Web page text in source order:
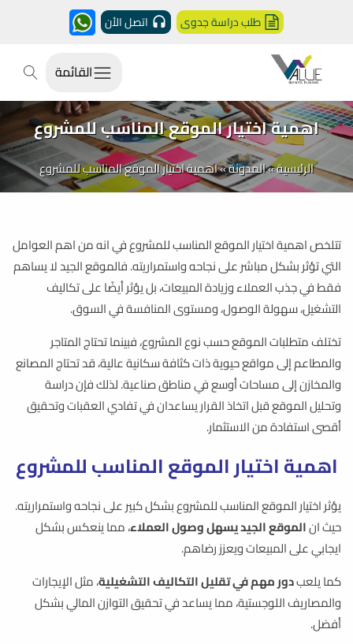
طلب دراسة جدوى اتصل الأن
القائمة
اهمية اختيار الموقع المناسب للمشروع
الرئيسية»المدونة»اهمية اختيار الموقع المناسب للمشروع
تتلخص اهمية اختيار الموقع المناسب للمشروع في انه من اهم العوامل
التي تؤثر بشكل مباشر على نجاحه واستمراريته. فالموقع الجيد لا يساهم
فقط في جذب العملاء وزيادة المبيعات، بل يؤثر أيضًا على تكاليف
التشغيل، سهولة الوصول، ومستوى المنافسة في السوق.
تختلف متطلبات الموقع حسب نوع المشروع، فبينما تحتاج المتاجر
والمطاعم إلى مواقع حيوية ذات كثافة سكانية عالية، قد تحتاج المصانع
والمخازن إلى مساحات أوسع في مناطق صناعية. لذلك فإن دراسة
وتحليل الموقع قبل اتخاذ القرار يساعدان في تفادي العقبات وتحقيق
أقصى استفادة من الاستثمار.
اهمية اختيار الموقع المناسب للمشروع
يؤثر اختيار الموقع المناسب للمشروع بشكل كبير على نجاحه واستمراريته.
حيث انالموقع الجيد يسهل وصول العملاء، مما ينعكس بشكل
ايجابي على المبيعات ويعزز رضاهم.
كما يلعبدور مهم في تقليل التكاليف التشغيلية، مثل الإيجارات
والمصاريف اللوجستية، مما يساعد في تحقيق التوازن المالي بشكل
أفضل.